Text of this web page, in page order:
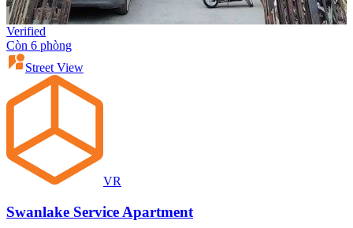
Verified
Còn 6 phòng
Street View
VR
Swanlake Service Apartment